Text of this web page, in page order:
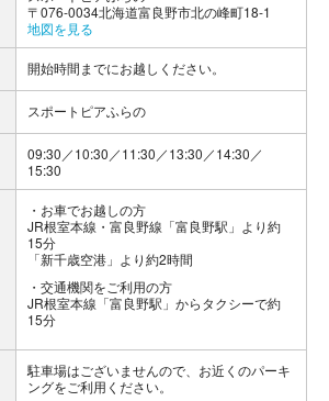
〒076-0034北海道富良野市北の峰町18‐1
地図を見る
開始時間までにお越しください。
スポートピアふらの
09:30／10:30／11:30／13:30／14:30／
15:30
お車でお越しの方
JR根室本線・富良野線「富良野駅」より約
15分
「新千歳空港」より約2時間
交通機関をご利用の方
JR根室本線「富良野駅」からタクシーで約
15分
駐車場はございませんので、お近くのパーキ
ングをご利用ください。